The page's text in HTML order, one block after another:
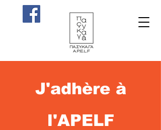
J'adhère à
l'APELF